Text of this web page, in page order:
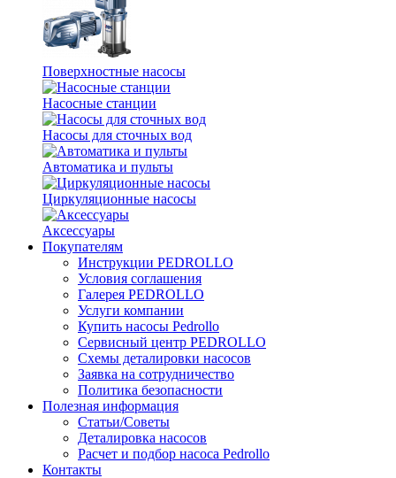
Поверхностные насосы
Насосные станции
Насосы для сточных вод
Автоматика и пульты
Циркуляционные насосы
Аксессуары
Покупателям
Инструкции PEDROLLO
Условия соглашения
Галерея PEDROLLO
Услуги компании
Купить насосы Pedrollo
Сервисный центр PEDROLLO
Схемы деталировки насосов
Заявка на сотрудничество
Политика безопасности
Полезная информация
Статьи/Советы
Деталировка насосов
Расчет и подбор насоса Pedrollo
Контакты